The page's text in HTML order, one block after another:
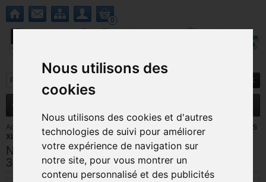
Nous utilisons des
cookies
Nous utilisons des cookies et d'autres
technologies de suivi pour améliorer
votre expérience de navigation sur
notre site, pour vous montrer un
contenu personnalisé et des publicités
0
Accueil Nintendo 3DS / 3DS XL
Pieces detachees New 3DS / New 3DS
XL
Nappe C-stick PAD Nintendo New 3DS et New 3DS XL
Nappe C-stick PAD Nintendo New 3DS et New
3DS XL